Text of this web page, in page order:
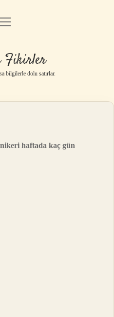
Uyarı
Fikirler
bilgilerle dolu satırlar.
haftada kaç gün